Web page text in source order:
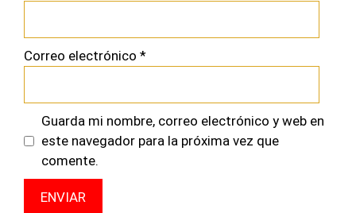
Correo electrónico *
Guarda mi nombre, correo electrónico y web en
este navegador para la próxima vez que
comente.